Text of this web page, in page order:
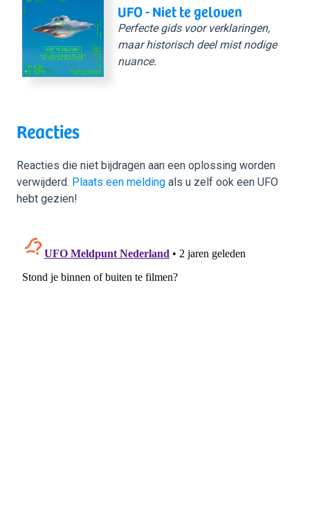
UFO - Niet te geloven
Perfecte gids voor verklaringen,
maar historisch deel mist nodige
nuance.
Reacties
Reacties die niet bijdragen aan een oplossing worden
verwijderd. Plaats een melding als u zelf ook een UFO
hebt gezien!